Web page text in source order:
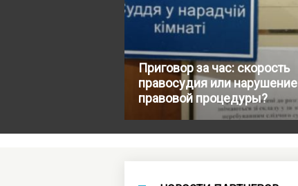
Приговор за час: скорость
правосудия или нарушение
правовой процедуры?